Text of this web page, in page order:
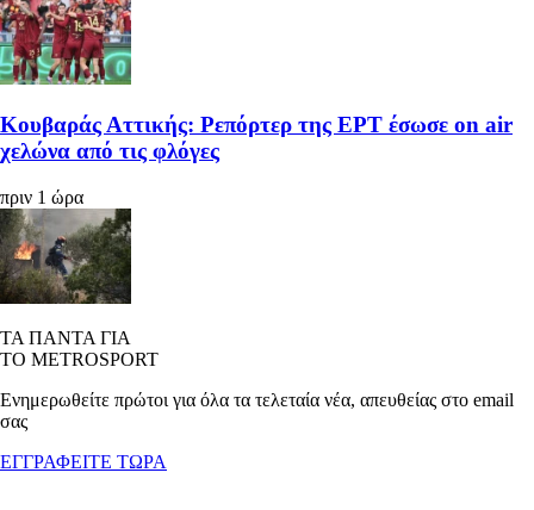
Κουβαράς Αττικής: Ρεπόρτερ της ΕΡΤ έσωσε on air
χελώνα από τις φλόγες
πριν 1 ώρα
ΤΑ ΠΑΝΤΑ ΓΙΑ
ΤΟ METROSPORT
Ενημερωθείτε πρώτοι για όλα τα τελεταία νέα, απευθείας στο email
σας
ΕΓΓΡΑΦΕΙΤΕ ΤΩΡΑ